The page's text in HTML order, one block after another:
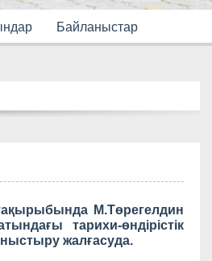
Байланыстар
М.Төрегелдин
тарихи-өндірістік
жалғасуда.